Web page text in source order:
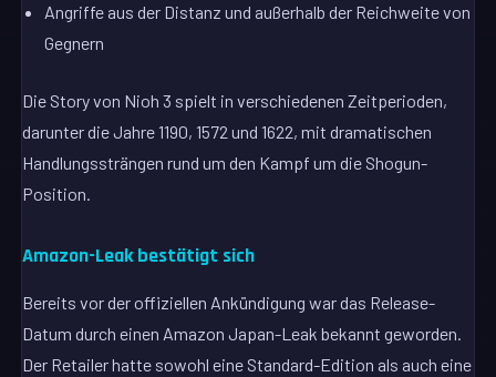
Angriffe aus der Distanz und außerhalb der Reichweite von
Gegnern
Die Story von Nioh 3 spielt in verschiedenen Zeitperioden,
darunter die Jahre 1190, 1572 und 1622, mit dramatischen
Handlungssträngen rund um den Kampf um die Shogun-
Position.
Amazon-Leak bestätigt sich
Bereits vor der offiziellen Ankündigung war das Release-
Datum durch einen Amazon Japan-Leak bekannt geworden.
Der Retailer hatte sowohl eine Standard-Edition als auch eine